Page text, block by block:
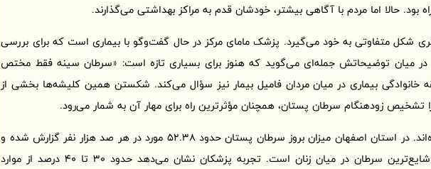
حالا اما مردم با آگاهی بیشتر، خودشان قدم به مراکز بهداشتی می‌گذارند.
شکل متفاوتی به خود می‌گیرد. پزشک مامای مرکز در حال گفت‌وگو با بیماری است که برای بررسی
میان توضیحاتش جمله‌ای می‌گوید که هنوز برای بسیاری تازه است: «سرطان سینه فقط مختص
خانوادگی بیماری در میان مردان فامیل بیمار نیز سؤال می‌کند. شکستن همین کلیشه‌ها بخشی از
تشخیص زودهنگام سرطان پستان، همچنان مؤثرترین راه برای مهار آن به شمار می‌رود.
آمارها در این حوزه نیز هشداردهنده‌اند. در استان اصفهان میزان بروز سرطان پستان حدود 52.38 مورد در هر صد هزار نفر گزارش شده و
در کشور نیز این بیماری همچنان شایع‌ترین سرطان در میان زنان است. تجربه پزشکان نشان می‌دهد حدود 30 تا 40 درصد از موارد